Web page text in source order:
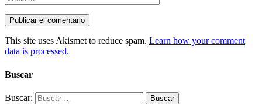
This site uses Akismet to reduce spam. Learn how your comment
data is processed.
Buscar
Buscar: